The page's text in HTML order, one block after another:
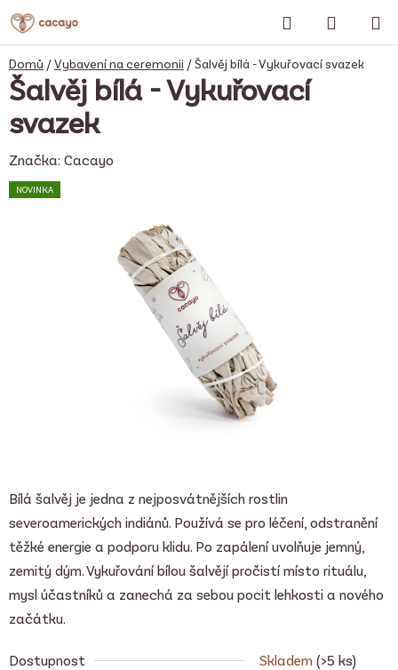
na
obsah
Hledat
KOŠÍK
Domů /Vybavení na ceremonii /Šalvěj bílá - Vykuřovací svazek
Bílá šalvěj je jedna z nejposvátnějších rostlin
severoamerických indiánů. Používá se pro léčení, odstranění
těžké energie a podporu klidu. Po zapálení uvolňuje jemný,
zemitý dým. Vykuřování bílou šalvějí pročistí místo rituálu,
mysl účastníků a zanechá za sebou pocit lehkosti a nového
začátku.
Dostupnost Skladem (>5 ks)
Šalvěj bílá - Vykuřovací
svazek
Značka: Cacayo
NOVINKA